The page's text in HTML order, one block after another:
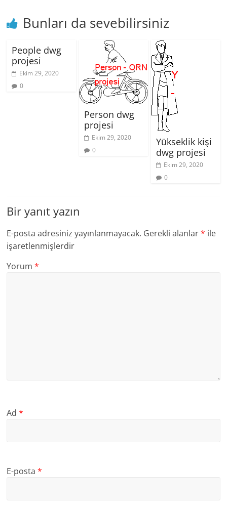
Bunları da sevebilirsiniz
People dwg
projesi
Ekim 29, 2020
0
Person dwg
projesi
Ekim 29, 2020
0
Yükseklik kişi
dwg projesi
Ekim 29, 2020
0
Bir yanıt yazın
E-posta adresiniz yayınlanmayacak. Gerekli alanlar* ile
işaretlenmişlerdir
Yorum*
Ad*
E-posta*